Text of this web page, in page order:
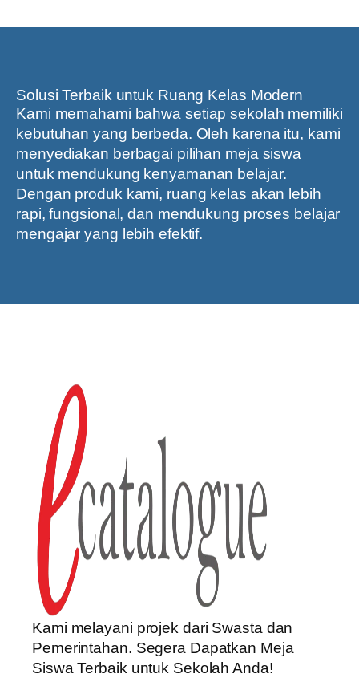
Solusi Terbaik untuk Ruang Kelas Modern
Kami memahami bahwa setiap sekolah memiliki
kebutuhan yang berbeda. Oleh karena itu, kami
menyediakan berbagai pilihan meja siswa
untuk mendukung kenyamanan belajar.
Dengan produk kami, ruang kelas akan lebih
rapi, fungsional, dan mendukung proses belajar
mengajar yang lebih efektif.
Kami melayani projek dari Swasta dan
Pemerintahan. Segera Dapatkan Meja
Siswa Terbaik untuk Sekolah Anda!